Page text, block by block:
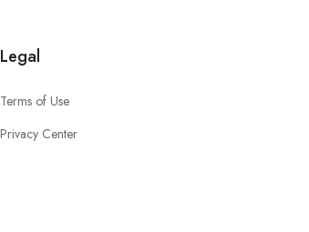
Legal
Terms of Use
Privacy Center